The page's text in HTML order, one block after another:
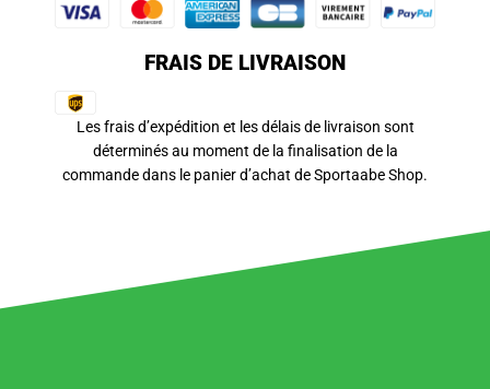
FRAIS DE LIVRAISON
Les frais d’expédition et les délais de livraison sont
déterminés au moment de la finalisation de la
commande dans le panier d’achat de Sportaabe Shop.